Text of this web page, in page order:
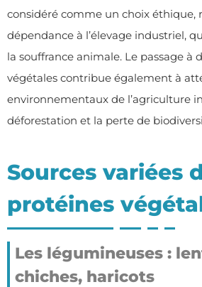
considéré comme un choix éthique,
dépendance à l’élevage industriel,
la souffrance animale. Le passage à
végétales contribue également à
environnementaux de l’agriculture
déforestation et la perte de
Sources variées
protéines
Les légumineuses :
chiches, haricots